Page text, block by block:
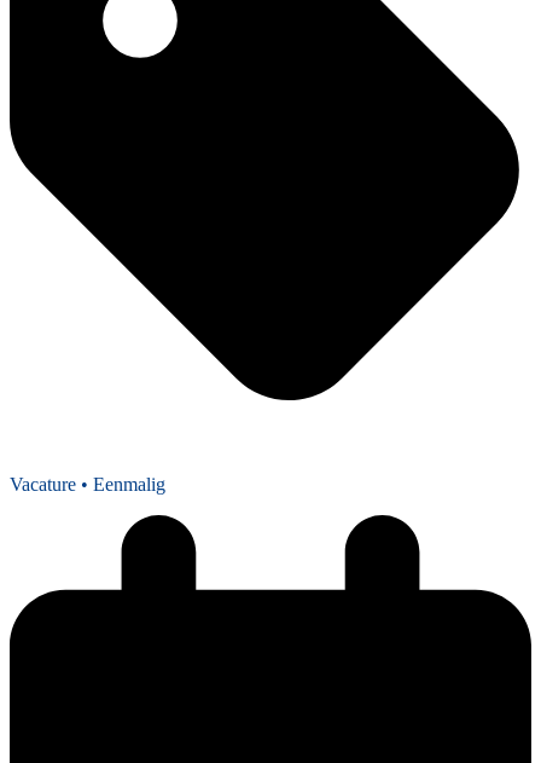
Vacature • Eenmalig